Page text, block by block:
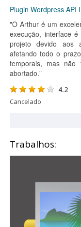
Plugin Wordpress API
"O Arthur é um
execução, interface
projeto devido aos
afetando todo o
temporais, mas
abortado."
4.2
Cancelado
Trabalhos: